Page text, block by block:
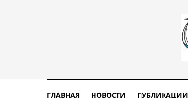
ГЛАВНАЯ НОВОСТИ ПУБЛИКАЦИИ